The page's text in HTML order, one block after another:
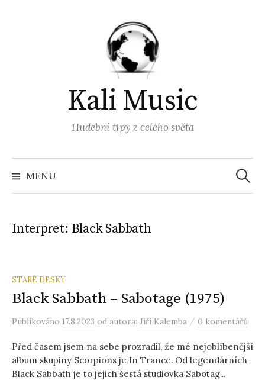
Kali Music
Hudební tipy z celého světa
MENU
Interpret: Black Sabbath
STARÉ DESKY
Black Sabbath – Sabotage (1975)
Publikováno 17.8.2023 od autora: Jiří Kalemba / 0 komentářů
Před časem jsem na sebe prozradil, že mé nejoblíbenější
album skupiny Scorpions je In Trance. Od legendárních
Black Sabbath je to jejich šestá studiovka Sabotag...